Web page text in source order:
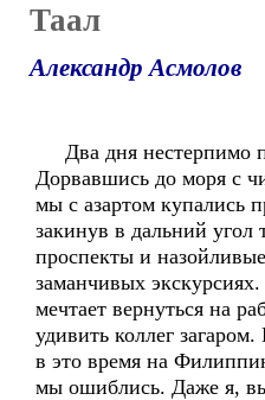
Таал
Александр Асмолов
Два дня нестерпимо
Дорвавшись до моря с
мы с азартом купались
закинув в дальний угол
проспекты и
заманчивых
мечтает вернуться на
удивить коллег
в это время на
мы ошиблись. Даже я,